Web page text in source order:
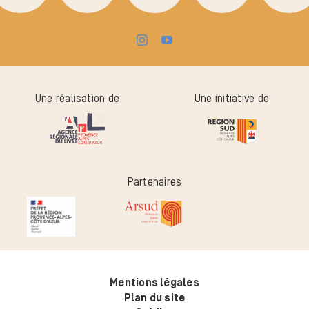
Une réalisation de Une initiative de
Partenaires
Mentions légales
Plan du site